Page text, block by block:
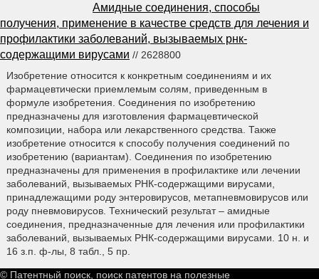
Амидные соединения, способы
получения, применение в качестве средств для лечения и
профилактики заболеваний, вызываемых рнк-
содержащими вирусами // 2628800
Изобретение относится к конкретным соединениям и их
фармацевтически приемлемым солям, приведенным в
формуле изобретения. Соединения по изобретению
предназначены для изготовления фармацевтической
композиции, набора или лекарственного средства. Также
изобретение относится к способу получения соединений по
изобретению (вариантам). Соединения по изобретению
предназначены для применения в профилактике или лечении
заболеваний, вызываемых РНК-содержащими вирусами,
принадлежащими роду энтеровирусов, метапневмовирусов или
роду пневмовирусов. Технический результат – амидные
соединения, предназначенные для лечения или профилактики
заболеваний, вызываемых РНК-содержащими вирусами. 10 н. и
16 з.п. ф-лы, 8 табл., 5 пр.
© Патентный поиск, поиск патентов на полезные